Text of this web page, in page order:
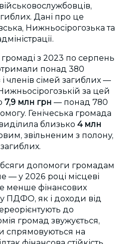
Дані про це
Нижньосірогозька та
з 2023 по серпень
понад 380
і членів сімей загиблих —
за цей
7,9 млн грн — понад 780
Генічеська громада
близько 4 млн
звільненим з полону,
допомоги громадам
— у 2026 році місцеві
менше фінансових
ПДФО, як і доходи від
до
громад звужується,
спрямовуються на